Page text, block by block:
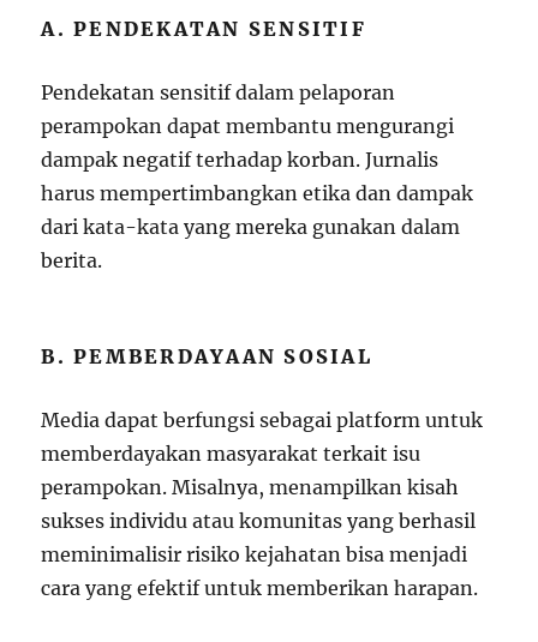
A. PENDEKATAN SENSITIF
Pendekatan sensitif dalam pelaporan
perampokan dapat membantu mengurangi
dampak negatif terhadap korban. Jurnalis
harus mempertimbangkan etika dan dampak
dari kata-kata yang mereka gunakan dalam
berita.
B. PEMBERDAYAAN SOSIAL
Media dapat berfungsi sebagai platform untuk
memberdayakan masyarakat terkait isu
perampokan. Misalnya, menampilkan kisah
sukses individu atau komunitas yang berhasil
meminimalisir risiko kejahatan bisa menjadi
cara yang efektif untuk memberikan harapan.